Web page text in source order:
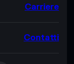
Carriere
Contatti